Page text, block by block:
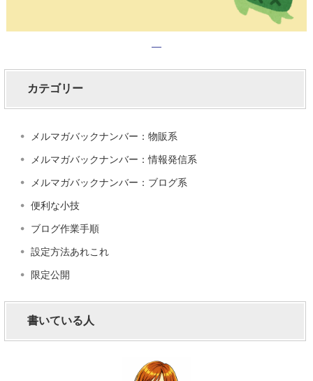
カテゴリー
メルマガバックナンバー：物販系
メルマガバックナンバー：情報発信系
メルマガバックナンバー：ブログ系
便利な小技
ブログ作業手順
設定方法あれこれ
限定公開
書いている人